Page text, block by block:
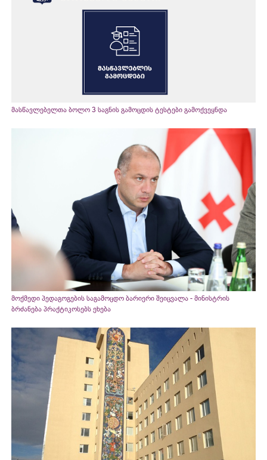
მასწავლებელთა ბოლო 3 საგნის გამოცდის ტესტები გამოქვეყნდა
მოქმედი პედაგოგების საგამოცდო ბარიერი შეიცვალა - მინისტრის
ბრძანება პრაქტიკოსებს ეხება